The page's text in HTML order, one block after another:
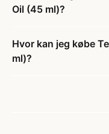
Oil (45 ml)?
Hvor kan jeg købe
ml)?